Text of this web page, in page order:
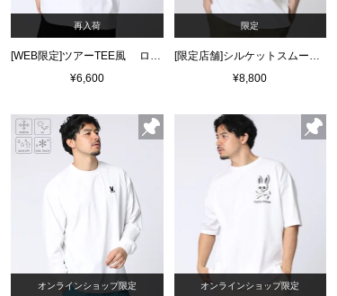
再入荷
[WEB限定]ツアーTEE風 ロゴTシャツ
¥6,600
限定
[限定店舗]シルケットスムース クルーネック Tシャツ
¥8,800
オンラインショップ限定 オンラインショップ限定